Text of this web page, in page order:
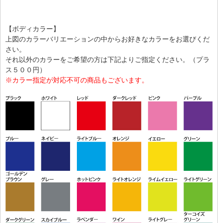
【ボディカラー】
上図のカラーバリエーションの中からお好きなカラーをお選びくだ
さい。
それ以外のカラーをご希望の方は下記よりご指定ください。（プラ
ス５００円）
※カラー指定が対応不可の商品もございます。